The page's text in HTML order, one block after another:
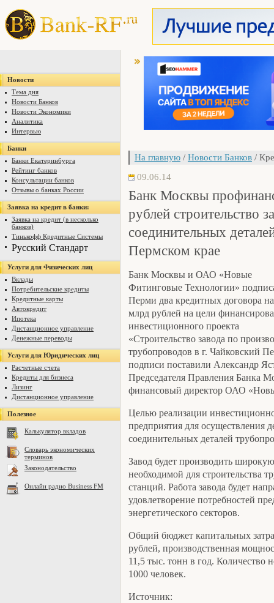
Новости
Тема дня
Новости Банков
Новости Экономики
Аналитика
Интервью
Банки
Банки Екатеринбурга
Рейтинг банков
Консультации банков
Отзывы о банках России
Заявка на кредит в банки:
Заявка на кредит (в несколько
банков)
Тинькофф Кредитные Системы
Русский Стандарт
Услуги для Физических лиц
Вклады
Потребительские кредиты
Кредитные карты
Автокредит
Ипотека
Дистанционное управление
Денежные переводы
Услуги для Юридических лиц
Расчетные счета
Кредиты для бизнеса
Лизинг
Дистанционное управление
Полезное
Калькулятор вкладов
Словарь экономических
терминов
Законодательство
Онлайн радио Business FM
На главную / Новости Банков /
09.06.14
Банк Москвы
рублей строительство
соединительных
Пермском крае
Банк Москвы и ОАО «Новые
Фитинговые Технологии»
Перми два кредитных договора
млрд рублей на цели
инвестиционного проекта
«Строительство завода по
трубопроводов в г. Чайковский
подписи поставили Александр
Председателя Правления Банка
финансовый директор ОАО
Целью реализации
предприятия для осуществления
соединительных деталей
Завод будет производить
необходимой для строительства
станций. Работа завода будет
удовлетворение потребностей
энергетического секторов.
Общий бюджет капитальных
рублей, производственная
11,5 тыс. тонн в год. Количество
1000 человек.
Источник: